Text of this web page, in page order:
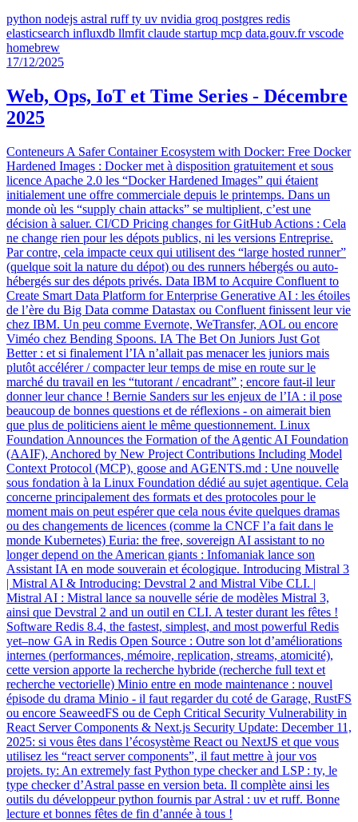
python nodejs astral ruff ty uv nvidia groq postgres redis
elasticsearch influxdb llmfit claude startup mcp data.gouv.fr vscode
homebrew
17/12/2025
Web, Ops, IoT et Time Series - Décembre
2025
Conteneurs A Safer Container Ecosystem with Docker: Free Docker
Hardened Images : Docker met à disposition gratuitement et sous
licence Apache 2.0 les “Docker Hardened Images” qui étaient
initialement une offre commerciale depuis le printemps. Dans un
monde où les “supply chain attacks” se multiplient, c’est une
décision à saluer. CI/CD Pricing changes for GitHub Actions : Cela
ne change rien pour les dépots publics, ni les versions Entreprise.
Par contre, cela impacte ceux qui utilisent des “large hosted runner”
(quelque soit la nature du dépot) ou des runners hébergés ou auto-
hébergés sur des dépots privés. Data IBM to Acquire Confluent to
Create Smart Data Platform for Enterprise Generative AI : les étoiles
de l’ère du Big Data comme Datastax ou Confluent finissent leur vie
chez IBM. Un peu comme Evernote, WeTransfer, AOL ou encore
Viméo chez Bending Spoons. IA The Bet On Juniors Just Got
Better : et si finalement l’IA n’allait pas menacer les juniors mais
plutôt accélérer / compacter leur temps de mise en route sur le
marché du travail en les “tutorant / encadrant” ; encore faut-il leur
donner leur chance ! Bernie Sanders sur les enjeux de l’IA : il pose
beaucoup de bonnes questions et de réflexions - on aimerait bien
que plus de politiciens aient le même questionnement. Linux
Foundation Announces the Formation of the Agentic AI Foundation
(AAIF), Anchored by New Project Contributions Including Model
Context Protocol (MCP), goose and AGENTS.md : Une nouvelle
sous fondation à la Linux Foundation dédié au sujet agentique. Cela
concerne principalement des formats et des protocoles pour le
moment mais on peut espérer que cela nous évite quelques dramas
ou des changements de licences (comme la CNCF l’a fait dans le
monde Kubernetes) Euria: the free, sovereign AI assistant to no
longer depend on the American giants : Infomaniak lance son
Assistant IA en mode souverain et écologique. Introducing Mistral 3
| Mistral AI & Introducing: Devstral 2 and Mistral Vibe CLI. |
Mistral AI : Mistral lance sa nouvelle série de modèles Mistral 3,
ainsi que Devstral 2 and un outil en CLI. A tester durant les fêtes !
Software Redis 8.4, the fastest, simplest, and most powerful Redis
yet–now GA in Redis Open Source : Outre son lot d’améliorations
internes (performances, mémoire, replication, streams, atomicité),
cette version apporte la recherche hybride (recherche full text et
recherche vectorielle) Minio entre en mode maintenance : nouvel
épisode du drama Minio - il faut regarder du coté de Garage, RustFS
ou encore SeaweedFS ou de Ceph Critical Security Vulnerability in
React Server Components & Next.js Security Update: December 11,
2025: si vous êtes dans l’écosystème React ou NextJS et que vous
utilisez les “react server components”, il faut mettre à jour vos
projets. ty: An extremely fast Python type checker and LSP : ty, le
type checker d’Astral passe en version beta. Il complète ainsi les
outils du développeur python fournis par Astral : uv et ruff. Bonne
lecture et bonnes fêtes de fin d’année à tous !